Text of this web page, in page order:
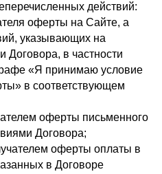
действий:
оферты на Сайте, а
указывающих на
Договора, в частности
«Я принимаю условие
в соответствующем
оферты письменного
Договора;
оферты оплаты в
в Договоре